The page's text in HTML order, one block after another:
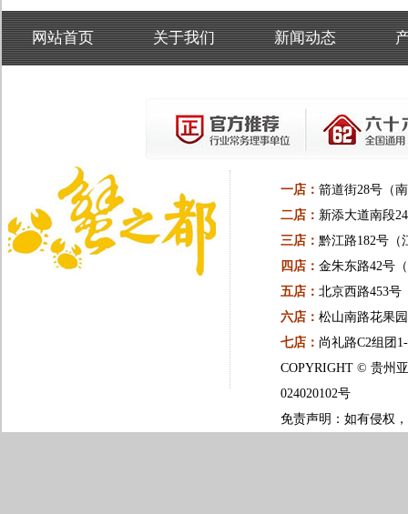
网站首页 关于我们 新闻动态
一店： 箭道街28号（
二店： 新添大道南段
三店： 黔江路182号（
四店： 金朱东路42号
五店： 北京西路453号
六店： 松山南路花果
七店： 尚礼路C2组团
COPYRIGHT © 贵州
024020102号
免责声明：如有侵权